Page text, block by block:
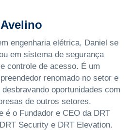
engenharia elétrica, Daniel se
em sistema de segurança
controle de acesso. É um
renomado no setor e
oportunidades com
de outros setores.
é o Fundador e CEO da DRT
Security e DRT Elevation.